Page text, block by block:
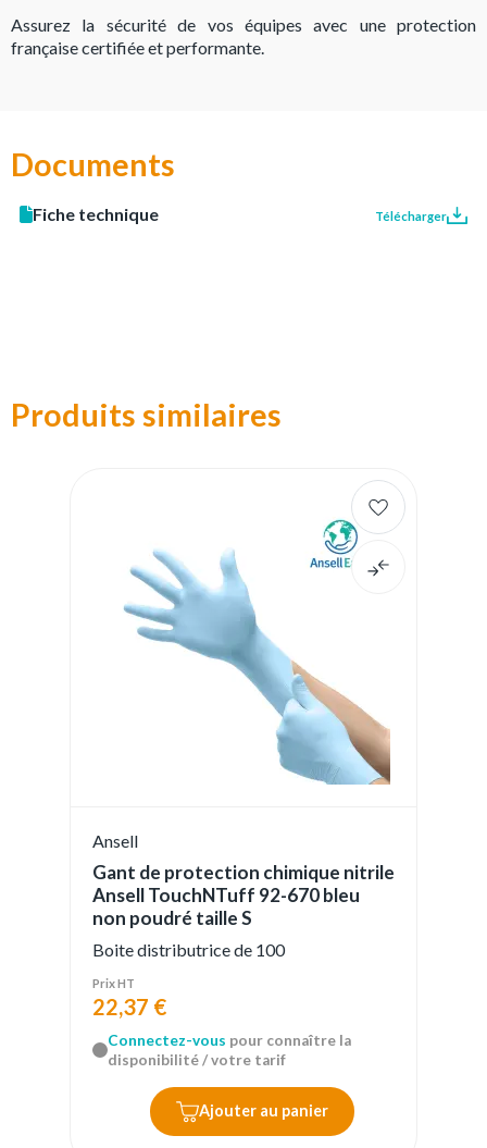
Assurez la sécurité de vos équipes avec une protection
française certifiée et performante.
Documents
Fiche technique Télécharger
Produits similaires
Ansell
Gant de protection chimique nitrile
Ansell TouchNTuff 92-670 bleu
non poudré taille S
Boite distributrice de 100
Prix HT
22,37 €
Connectez-vous pour connaître la
disponibilité / votre tarif
Ajouter au panier